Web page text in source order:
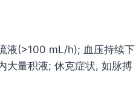
液(>100 mL/h); 血压持续下
大量积液; 休克症状, 如脉搏